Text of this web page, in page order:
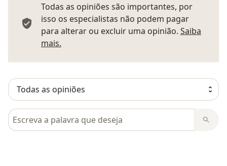
Todas as opiniões são importantes, por
isso os especialistas não podem pagar
para alterar ou excluir uma opinião. Saiba
mais.
Pesquisar em opiniões